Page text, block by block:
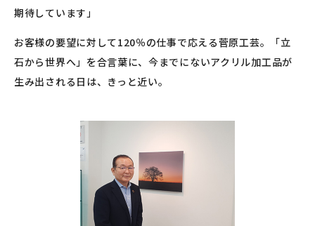
期待しています」
お客様の要望に対して120％の仕事で応える菅原工芸。「立
石から世界へ」を合言葉に、今までにないアクリル加工品が
生み出される日は、きっと近い。